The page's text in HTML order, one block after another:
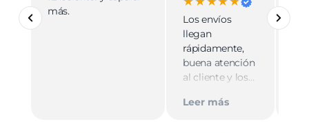
más.
Los envíos
llegan
rápidamente,
buena atención
al cliente y los
discretos.
Leer más